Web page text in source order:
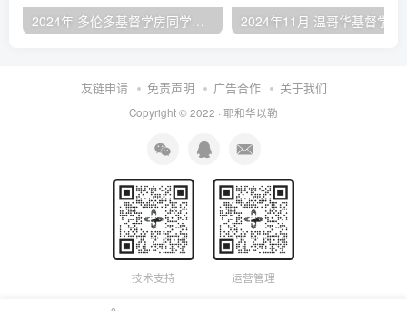
2024年 多伦多基督学房同学聚会：有福的教会（帖后1：1-5） 刘志雄
友链申请 免责声明 广告合作 关于我们
Copyright © 2022 · 耶和华以勒
技术支持 运营管理